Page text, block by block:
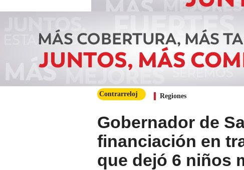
Contrarreloj Regiones
Gobernador de
financiación en
que dejó 6 niños